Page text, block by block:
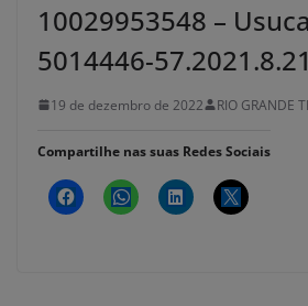
10029953548 –
5014446-
19 de dezembro de 2022 RIO GRANDE
Compartilhe nas suas Redes Sociais